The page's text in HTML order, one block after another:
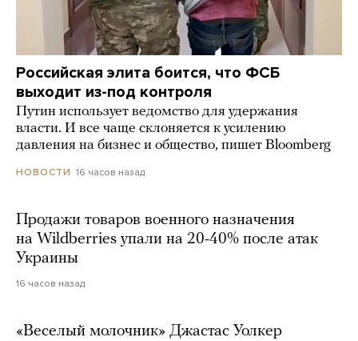
Российская элита боится, что ФСБ
выходит из-под контроля
Путин использует ведомство для удержания
власти. И все чаще склоняется к усилению
давления на бизнес и общество, пишет Bloomberg
НОВОСТИ 16 часов назад
Продажи товаров военного назначения
на Wildberries упали на 20-40% после атак
Украины
16 часов назад
«Веселый молочник» Джастас Уолкер